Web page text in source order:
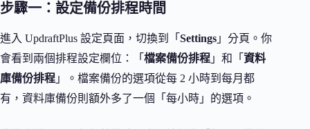
步驟一：設定備份排程時間
進入 UpdraftPlus 設定頁面，切換到「 Settings 」分頁。你
會看到兩個排程設定欄位：「 檔案備份排程 」和「 資料
庫備份排程 」。檔案備份的選項從每 2 小時到每月都
有，資料庫備份則額外多了一個「每小時」的選項。